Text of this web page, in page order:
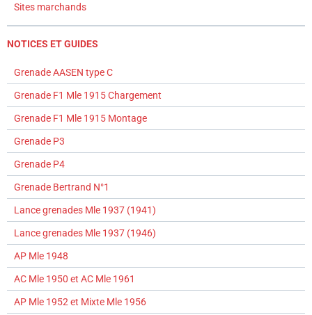
Sites marchands
NOTICES ET GUIDES
Grenade AASEN type C
Grenade F1 Mle 1915 Chargement
Grenade F1 Mle 1915 Montage
Grenade P3
Grenade P4
Grenade Bertrand N°1
Lance grenades Mle 1937 (1941)
Lance grenades Mle 1937 (1946)
AP Mle 1948
AC Mle 1950 et AC Mle 1961
AP Mle 1952 et Mixte Mle 1956